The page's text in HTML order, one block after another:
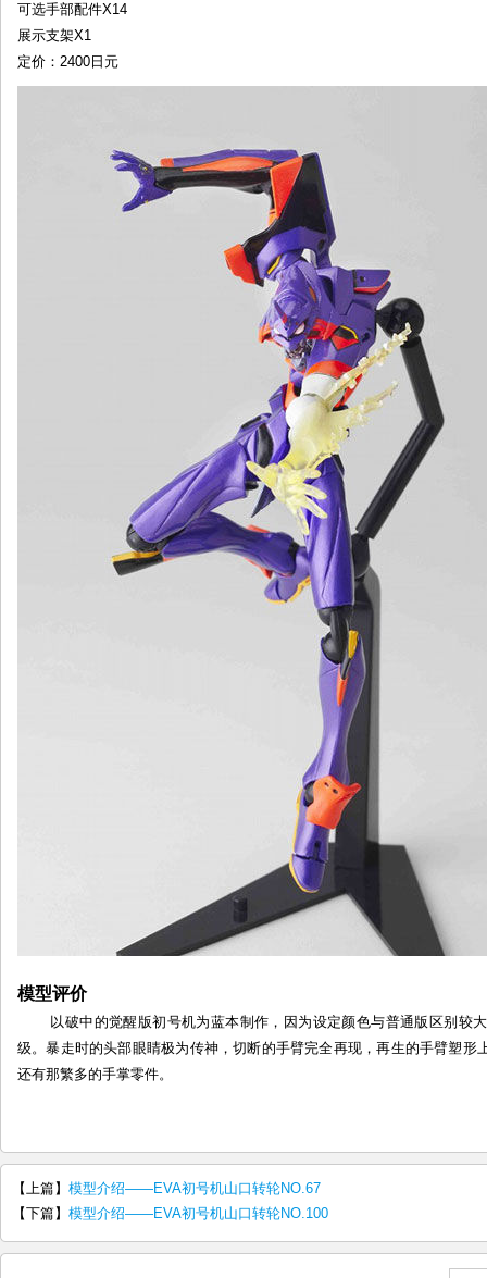
可选手部配件X14
展示支架X1
定价：2400日元
模型评价
以破中的觉醒版初号机为蓝本制作，因为设定颜色与普通版区别较
级。暴走时的头部眼睛极为传神，切断的手臂完全再现，再生的手臂塑形
还有那繁多的手掌零件。
【上篇】 模型介绍——EVA初号机山口转轮NO.67
【下篇】 模型介绍——EVA初号机山口转轮NO.100